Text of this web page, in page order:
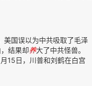
美国误以为中共吸取了毛泽
结果却养大了中共怪兽。
15日，川普和刘鹤在白宫